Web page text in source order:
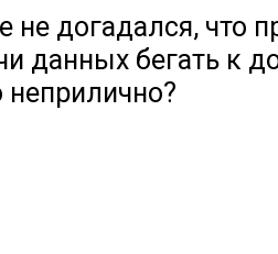
не догадался, что
данных бегать к
неприлично?